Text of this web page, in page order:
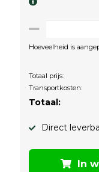
Hoeveelheid is
Totaal prijs:
Transportkosten:
Totaal:
Direct
In